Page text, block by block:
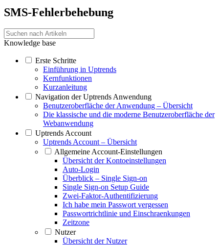
SMS-Fehlerbehebung
Knowledge base
Erste Schritte
Einführung in Uptrends
Kernfunktionen
Kurzanleitung
Navigation der Uptrends Anwendung
Benutzeroberfläche der Anwendung – Übersicht
Die klassische und die moderne Benutzeroberfläche der
Webanwendung
Uptrends Account
Uptrends Account – Übersicht
Allgemeine Account-Einstellungen
Übersicht der Kontoeinstellungen
Auto-Login
Überblick – Single Sign-on
Single Sign-on Setup Guide
Zwei-Faktor-Authentifizierung
Ich habe mein Passwort vergessen
Passwortrichtlinie und Einschraenkungen
Zeitzone
Nutzer
Übersicht der Nutzer